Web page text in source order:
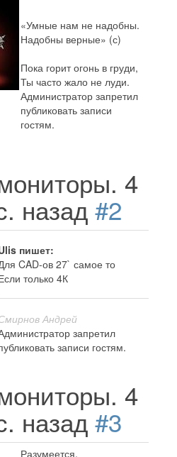
«Умные нам не надобны.
Надобны верные» (с)
Пока горит огонь в груди,
Ты часто жало не луди.
Администратор запретил
публиковать записи
гостям.
4
назад #2
пишет:
CAD-ов 27` самое то
только 4К
Андрей
запретил
записи гостям.
4
назад #3
Разумеется.